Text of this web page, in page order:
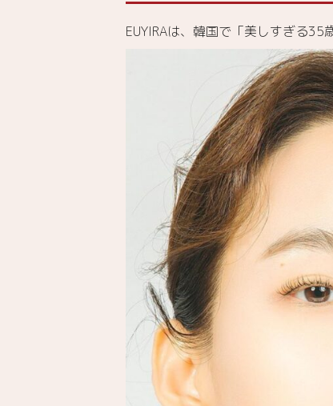
ットリップ
スティッ
ク」の特徴
EUYIRA「リ
ップグロウ
カラードテ
ィント」の
特徴はこち
ら！
3.
EUYIRA「ク
リーミーマ
ットリップ
スティッ
ク」と「リ
ップグロウ
カラードテ
ィント」の
使用感は？
3.1.
EUYIRAは、韓国で「美しすぎる35